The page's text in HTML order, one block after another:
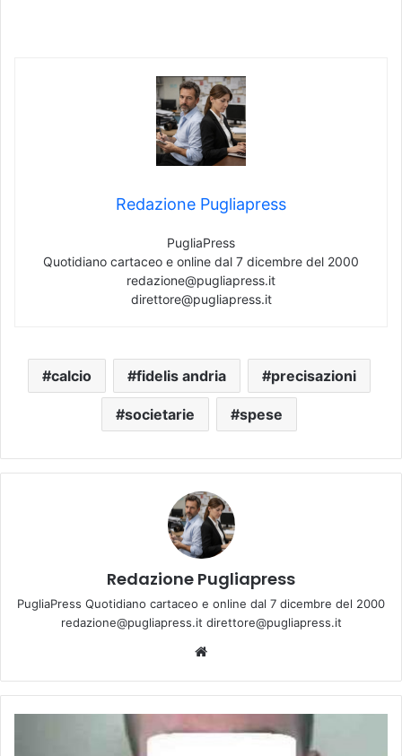
Redazione Pugliapress
PugliaPress
Quotidiano cartaceo e online dal 7 dicembre del 2000
redazione@pugliapress.it
direttore@pugliapress.it
calcio fidelis andria precisazioni
societarie spese
Redazione Pugliapress
PugliaPress Quotidiano cartaceo e online dal 7 dicembre del 2000
redazione@pugliapress.it direttore@pugliapress.it
te